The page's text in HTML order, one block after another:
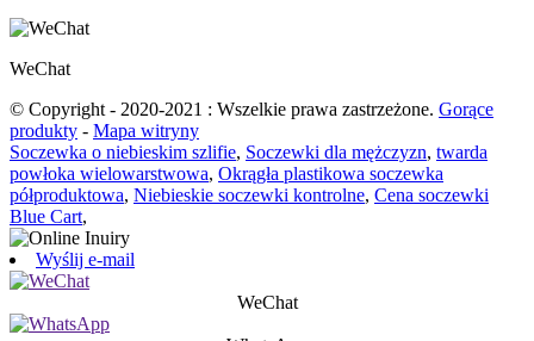
WeChat
© Copyright - 2020-2021 : Wszelkie prawa zastrzeżone. Gorące
produkty - Mapa witryny
Soczewka o niebieskim szlifie, Soczewki dla mężczyzn, twarda
powłoka wielowarstwowa, Okrągła plastikowa soczewka
półproduktowa, Niebieskie soczewki kontrolne, Cena soczewki
Blue Cart,
Wyślij e-mail
WeChat